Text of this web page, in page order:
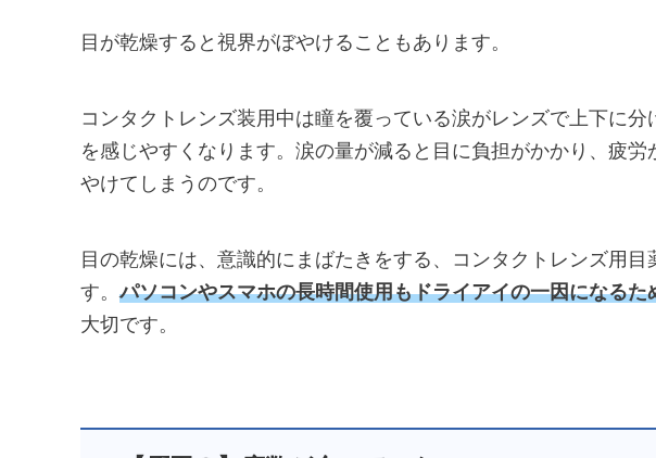
目が乾燥すると視界がぼやけることもあります。
コンタクトレンズ装用中は瞳を覆っている涙がレンズで上下に分
を感じやすくなります。涙の量が減ると目に負担がかかり、疲
やけてしまうのです。
目の乾燥には、意識的にまばたきをする、コンタクトレンズ用
す。パソコンやスマホの長時間使用もドライアイの一因になるた
大切です。